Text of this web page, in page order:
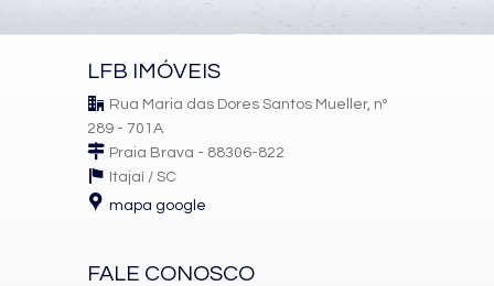
LFB IMÓVEIS
Rua Maria das Dores Santos Mueller, nº
289 - 701A
Praia Brava - 88306-822
Itajaí / SC
mapa google
FALE CONOSCO